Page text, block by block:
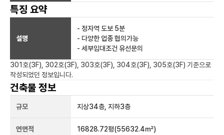
특징 요약
설명
- 정자역 도보 5분
- 다양한 업종 협의가능
- 세부임대조건 유선문의
301호(3F), 302호(3F), 303호(3F), 304호(3F), 305호(3F) 기준으로
작성되었던 정보입니다.
건축물 정보
규모 지상34층, 지하3층
연면적 16828.72평(55632.4㎡)